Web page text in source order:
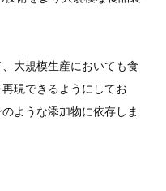
大規模生産においても食
現できるようにしてお
ような添加物に依存しま